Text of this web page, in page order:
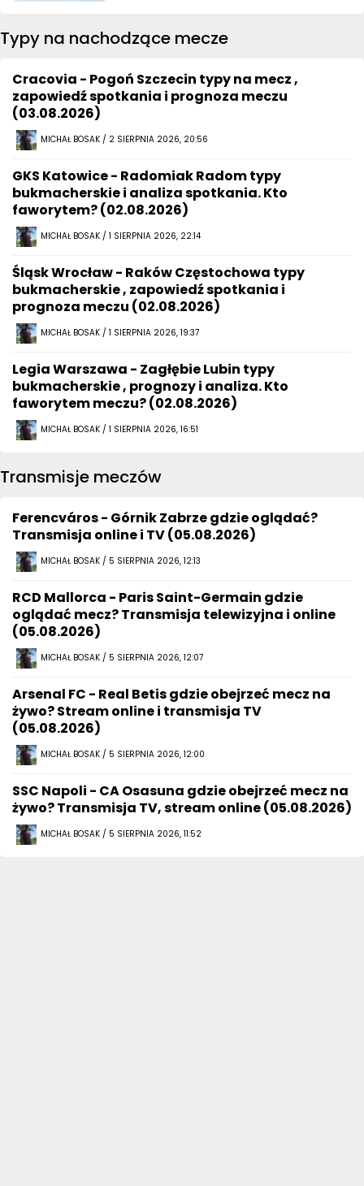
Typy na nachodzące mecze
Cracovia - Pogoń Szczecin typy na mecz ,
zapowiedź spotkania i prognoza meczu
(03.08.2026)
MICHAŁ BOSAK / 2 SIERPNIA 2026, 20:56
GKS Katowice - Radomiak Radom typy
bukmacherskie i analiza spotkania. Kto
faworytem? (02.08.2026)
MICHAŁ BOSAK / 1 SIERPNIA 2026, 22:14
Śląsk Wrocław - Raków Częstochowa typy
bukmacherskie , zapowiedź spotkania i
prognoza meczu (02.08.2026)
MICHAŁ BOSAK / 1 SIERPNIA 2026, 19:37
Legia Warszawa - Zagłębie Lubin typy
bukmacherskie , prognozy i analiza. Kto
faworytem meczu? (02.08.2026)
MICHAŁ BOSAK / 1 SIERPNIA 2026, 16:51
Transmisje meczów
Ferencváros - Górnik Zabrze gdzie oglądać?
Transmisja online i TV (05.08.2026)
MICHAŁ BOSAK / 5 SIERPNIA 2026, 12:13
RCD Mallorca - Paris Saint-Germain gdzie
oglądać mecz? Transmisja telewizyjna i online
(05.08.2026)
MICHAŁ BOSAK / 5 SIERPNIA 2026, 12:07
Arsenal FC - Real Betis gdzie obejrzeć mecz na
żywo? Stream online i transmisja TV
(05.08.2026)
MICHAŁ BOSAK / 5 SIERPNIA 2026, 12:00
SSC Napoli - CA Osasuna gdzie obejrzeć mecz na
żywo? Transmisja TV, stream online (05.08.2026)
MICHAŁ BOSAK / 5 SIERPNIA 2026, 11:52